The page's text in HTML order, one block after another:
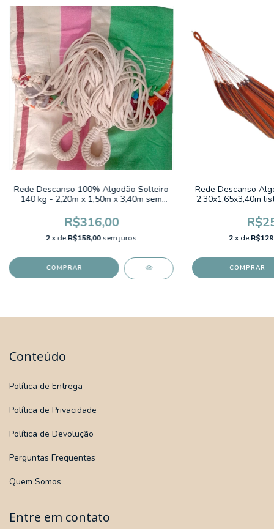
Rede Descanso 100% Algodão Solteiro
140 kg - 2,20m x 1,50m x 3,40m sem
R$316,00
2x deR$158,00sem juros
Rede Descanso
2,30x1,65x3,40m
2 x de
Conteúdo
Política de Entrega
Política de Privacidade
Política de Devolução
Perguntas Frequentes
Quem Somos
Entre em contato